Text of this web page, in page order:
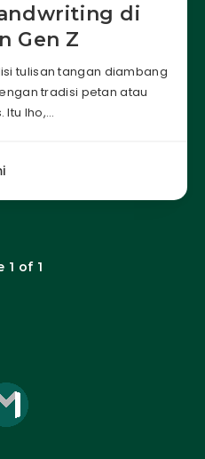
di
Gen Z
tulisan tangan diambang
tradisi petan atau
Itu lho,…
1 of 1